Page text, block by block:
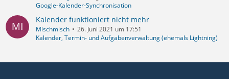
Google-Kalender-Synchronisation
Kalender funktioniert nicht mehr
Mischmisch
26. Juni 2021 um 17:51
Kalender, Termin- und Aufgabenverwaltung (ehemals Lightning)